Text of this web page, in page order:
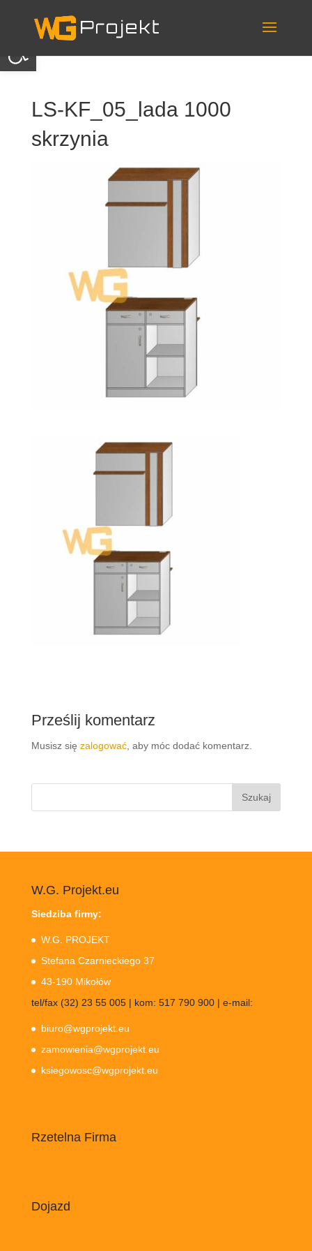
Otwórz pasek narzędzi
content
LS-KF_05_lada 1000
skrzynia
Prześlij komentarz
Musisz się zalogować, aby móc dodać komentarz.
Szukaj:
W.G. Projekt.eu
Siedziba firmy:
W.G. PROJEKT
Stefana Czarnieckiego 37
43-190 Mikołów
tel/fax (32) 23 55 005 | kom: 517 790 900 | e-mail:
biuro@wgprojekt.eu
zamowienia@wgprojekt.eu
ksiegowosc@wgprojekt.eu
Rzetelna Firma
Dojazd